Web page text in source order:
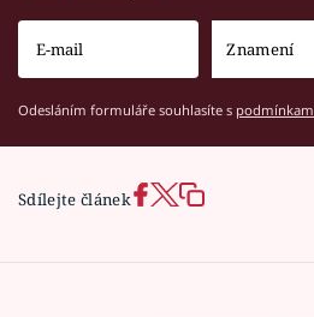
Odesláním formuláře souhlasíte s
Sdílejte článek